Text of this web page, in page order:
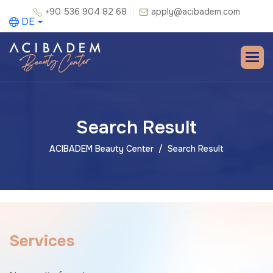
+90 536 904 82 68 apply@acibadem.com
DE
Search Result
ACIBADEM Beauty Center Search Result
Services